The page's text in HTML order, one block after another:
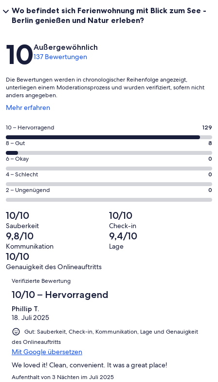
Wo befindet sich Ferienwohnung mit Blick zum See -
Berlin genießen und Natur erleben?
Bewertungen
10Außergewöhnlich
137 Bewertungen
Die Bewertungen werden in chronologischer Reihenfolge angezeigt,
unterliegen einem Moderationsprozess und wurden verifiziert, sofern nicht
anders angegeben.
Mehr erfahren
Wird
einem
neuen
Fenster
geöffnet
129
von
insgesamt
137
Gästebewertungen
haben
eine
Bewertung
von
10
-
Hervorragend
10 – Hervorragend 129
8
von
insgesamt
137
Gästebewertungen
haben
Bewertung
von
8
-
Gut
8 – Gut 8
0
von
insgesamt
137
Gästebewertungen
haben
eine
Bewertung
von
6
-
Okay
6 – Okay 0
0
von
insgesamt
Gästebewertungen
haben
eine
Bewertung
von
4
4 – Schlecht 0
0
von
insgesamt
137
Gästebewertungen
haben
eine
Bewertung
2 – Ungenügend 0
10/10
Sauberkeit
10/10
Check-in
9,8/10
Kommunikation
9,4/10
Lage
10/10
Genauigkeit des Onlineauftritts
Bewertungen
Verifizierte Bewertung
10/10 – Hervorragend
Phillip T.
18. Juli 2025
Gut: Sauberkeit, Check-in, Kommunikation, Lage und Genauigkeit
des Onlineauftritts
Mit Google übersetzen
We loved it! Clean, convenient. It was a great place!
Aufenthalt von 3 Nächten im Juli 2025